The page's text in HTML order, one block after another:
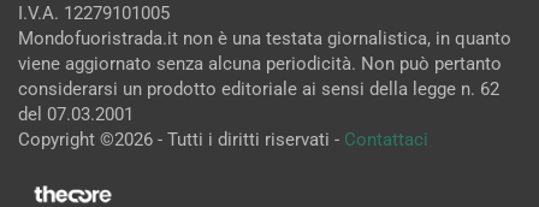
I.V.A. 12279101005
Mondofuoristrada.it non è una testata giornalistica, in quanto
viene aggiornato senza alcuna periodicità. Non può pertanto
considerarsi un prodotto editoriale ai sensi della legge n. 62
del 07.03.2001
Copyright ©2026 - Tutti i diritti riservati - Contattaci